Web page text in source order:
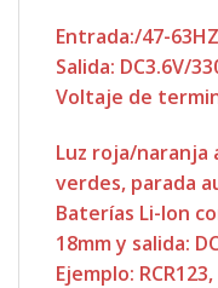
Entrada:/47-63HZ
Salida: DC3.6V/
Voltaje de
Luz roja/naranja
verdes, parada
Baterías Li-Ion
18mm y salida:
Ejemplo: